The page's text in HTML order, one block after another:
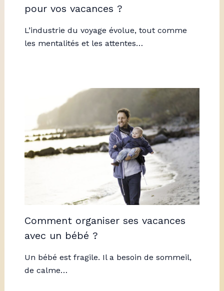
pour vos vacances ?
L’industrie du voyage évolue, tout comme
les mentalités et les attentes…
Comment organiser ses vacances
avec un bébé ?
Un bébé est fragile. Il a besoin de sommeil,
de calme…